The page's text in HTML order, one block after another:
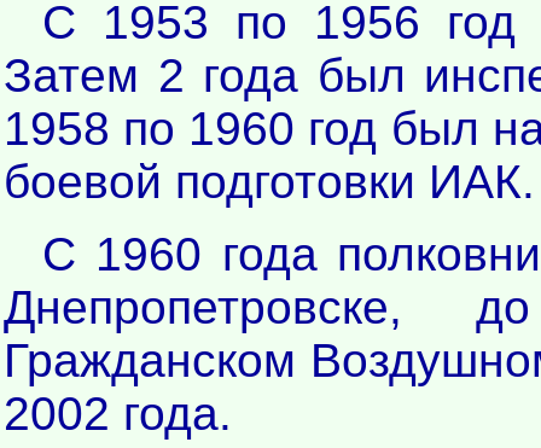
С 1953 по 1956 год
Затем 2 года был
1958 по 1960 год был
боевой подготовки ИАК.
С 1960 года
Гражданском
2002 года.